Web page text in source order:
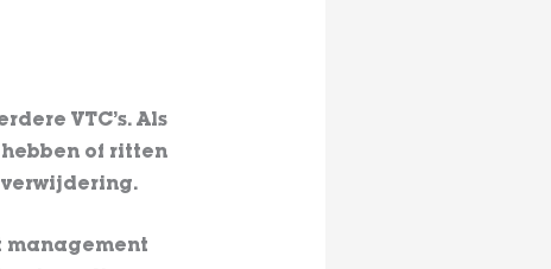
VTC’s. Als
hebben of ritten
verwijdering.
management